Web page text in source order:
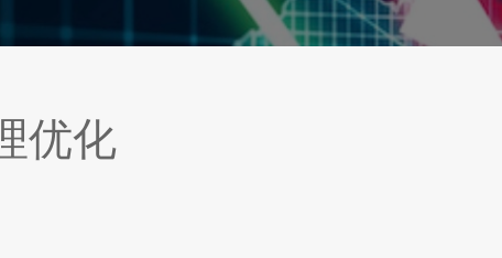
优化